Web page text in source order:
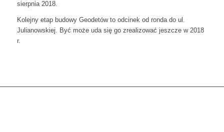
sierpnia 2018.
Kolejny etap budowy Geodetów to odcinek od ronda do ul.
Julianowskiej. Być może uda się go zrealizować jeszcze w 2018
r.